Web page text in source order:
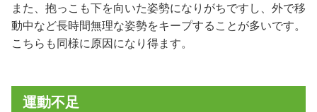
また、抱っこも下を向いた姿勢になりがちですし、外で移
動中など長時間無理な姿勢をキープすることが多いです。
こちらも同様に原因になり得ます。
運動不足